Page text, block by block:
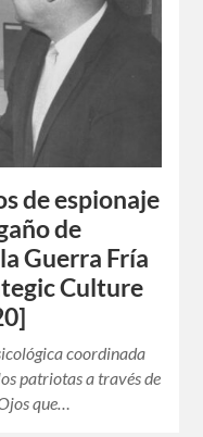
de espionaje
de
Guerra Fría
Culture
coordinada
patriotas a través de
que…